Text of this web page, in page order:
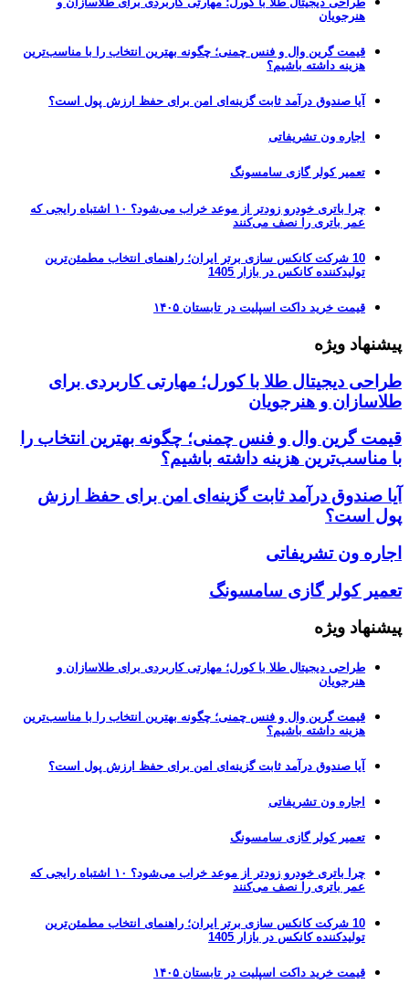
هنرجویان
قیمت گرین وال و فنس چمنی؛ چگونه بهترین انتخاب را با مناسب‌ترین
هزینه داشته باشیم؟
آیا صندوق درآمد ثابت گزینه‌ای امن برای حفظ ارزش پول است؟
اجاره ون تشریفاتی
تعمیر کولر گازی سامسونگ
چرا باتری خودرو زودتر از موعد خراب می‌شود؟ ۱۰ اشتباه رایجی که
عمر باتری را نصف می‌کنند
10 شرکت کانکس سازی برتر ایران؛ راهنمای انتخاب مطمئن‌ترین
تولیدکننده کانکس در بازار 1405
قیمت خرید داکت اسپلیت در تابستان ۱۴۰۵
پیشنهاد ویژه
طراحی دیجیتال طلا با کورل؛ مهارتی کاربردی برای
طلاسازان و هنرجویان
قیمت گرین وال و فنس چمنی؛ چگونه بهترین انتخاب را
با مناسب‌ترین هزینه داشته باشیم؟
آیا صندوق درآمد ثابت گزینه‌ای امن برای حفظ ارزش
پول است؟
اجاره ون تشریفاتی
تعمیر کولر گازی سامسونگ
پیشنهاد ویژه
طراحی دیجیتال طلا با کورل؛ مهارتی کاربردی برای طلاسازان و
هنرجویان
قیمت گرین وال و فنس چمنی؛ چگونه بهترین انتخاب را با مناسب‌ترین
هزینه داشته باشیم؟
آیا صندوق درآمد ثابت گزینه‌ای امن برای حفظ ارزش پول است؟
اجاره ون تشریفاتی
تعمیر کولر گازی سامسونگ
چرا باتری خودرو زودتر از موعد خراب می‌شود؟ ۱۰ اشتباه رایجی که
عمر باتری را نصف می‌کنند
10 شرکت کانکس سازی برتر ایران؛ راهنمای انتخاب مطمئن‌ترین
تولیدکننده کانکس در بازار 1405
قیمت خرید داکت اسپلیت در تابستان ۱۴۰۵